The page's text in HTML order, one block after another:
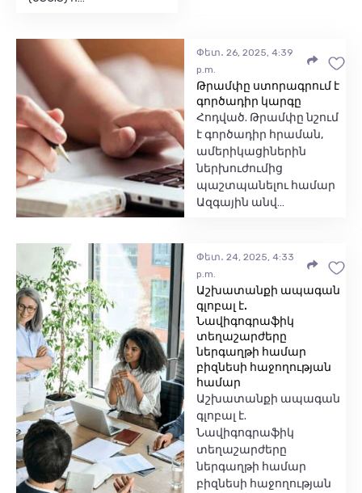
Փետ․ 26, 2025, 4:39
p.m.
Թրամփը ստորագրում է
գործադիր կարգը
Հոդված. Թրամփը նշում
է գործադիր հրաման,
ամերիկացիներին
ներխուժումից
պաշտպանելու համար
Ազգային անվ…
Փետ․ 24, 2025, 4:33
p.m.
Աշխատանքի ապագան
գլոբալ է.
Նավիգոգրաֆիկ
տեղաշարժերը
ներգաղթի համար
բիզնեսի հաջողության
համար
Աշխատանքի ապագան
գլոբալ է.
Նավիգոգրաֆիկ
տեղաշարժերը
ներգաղթի համար
բիզնեսի հաջողության